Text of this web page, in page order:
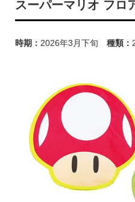
スーパーマリオ フロ
時期： 2026年3月下旬 種類：